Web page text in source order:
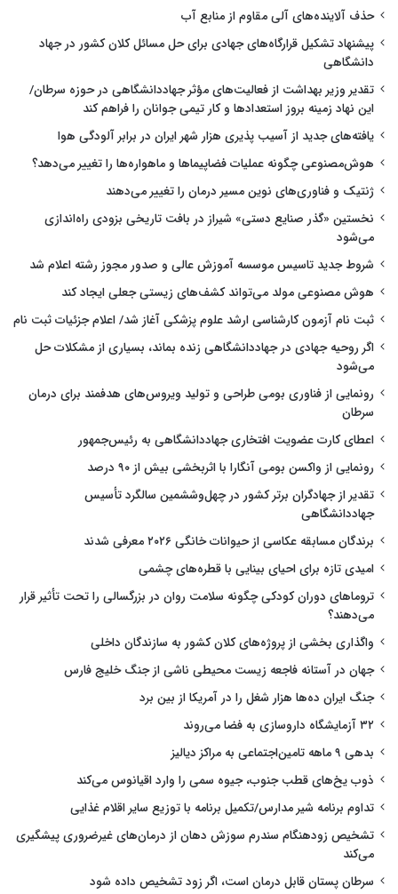
حذف آلاینده‌های آلی مقاوم از منابع آب
پیشنهاد تشکیل قرارگاه‌های جهادی برای حل مسائل کلان کشور در جهاد
دانشگاهی
تقدیر وزیر بهداشت از فعالیت‌های مؤثر جهاددانشگاهی در حوزه سرطان/
این نهاد زمینه بروز استعدادها و کار تیمی جوانان را فراهم کند
یافته‌های جدید از آسیب پذیری هزار شهر ایران در برابر آلودگی هوا
هوش‌مصنوعی چگونه عملیات فضاپیماها و ماهواره‌ها را تغییر می‌دهد؟
ژنتیک و فناوری‌های نوین مسیر درمان را تغییر می‌دهند
نخستین «گذر صنایع دستی» شیراز در بافت تاریخی بزودی راه‌اندازی
می‌شود
شروط جدید تاسیس موسسه آموزش عالی و صدور مجوز رشته اعلام شد
هوش مصنوعی مولد می‌تواند کشف‌های زیستی جعلی ایجاد کند
ثبت نام آزمون کارشناسی ارشد علوم پزشکی آغاز شد/ اعلام جزئیات ثبت نام
اگر روحیه جهادی در جهاددانشگاهی زنده بماند، بسیاری از مشکلات حل
می‌شود
رونمایی از فناوری بومی طراحی و تولید ویروس‌های هدفمند برای درمان
سرطان
اعطای کارت عضویت افتخاری جهاددانشگاهی به رئیس‌جمهور
رونمایی از واکسن بومی آنگارا با اثربخشی بیش از ۹۰ درصد
تقدیر از جهادگران برتر کشور در چهل‌وششمین سالگرد تأسیس
جهاددانشگاهی
برندگان مسابقه عکاسی از حیوانات خانگی ۲۰۲۶ معرفی شدند
امیدی تازه برای احیای بینایی با قطره‌های چشمی
تروماهای دوران کودکی چگونه سلامت روان در بزرگسالی را تحت تأثیر قرار
می‌دهند؟
واگذاری بخشی از پروژه‌های کلان کشور به سازندگان داخلی
جهان در آستانه فاجعه زیست محیطی ناشی از جنگ خلیج فارس
جنگ ایران ده‌ها هزار شغل را در آمریکا از بین برد
۳۲ آزمایشگاه داروسازی به فضا می‌روند
بدهی ۹ ماهه تامین‌اجتماعی به مراکز دیالیز
ذوب یخ‌های قطب جنوب، جیوه سمی را وارد اقیانوس می‌کند
تداوم برنامه شیر مدارس/تکمیل برنامه با توزیع سایر اقلام غذایی
تشخیص زودهنگام سندرم سوزش دهان از درمان‌های غیرضروری پیشگیری
می‌کند
سرطان پستان قابل درمان است، اگر زود تشخیص داده شود